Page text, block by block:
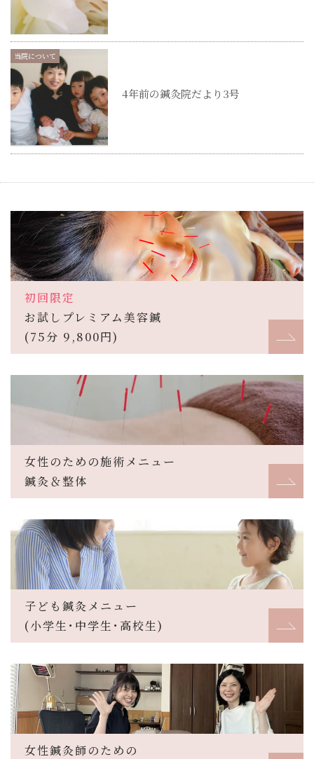
当院について
4年前の鍼灸院だより3号
初回限定
お試しプレミアム美容鍼
(75分 9,800円)
女性のための施術メニュー
鍼灸＆整体
子ども鍼灸メニュー
(小学生･中学生･高校生)
女性鍼灸師のための